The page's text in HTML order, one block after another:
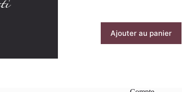
Ajouter au panier